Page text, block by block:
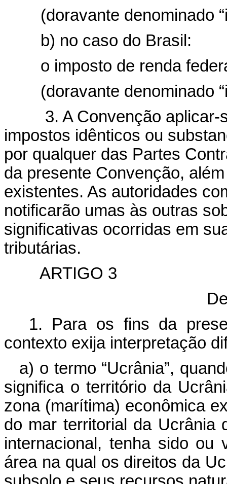
(doravante denominado
b) no caso do Brasil:
o imposto de renda
(doravante denominado
3. A Convenção aplicar-
impostos idênticos ou
por qualquer das Partes
da presente Convenção,
existentes. As autoridades
notificarão umas às outras
significativas ocorridas em
tributárias.
ARTIGO 3
1. Para os fins da
contexto exija interpretação
a) o termo “Ucrânia”,
significa o território da
zona (marítima) econômica
do mar territorial da Ucrânia
internacional, tenha sido ou
área na qual os direitos da